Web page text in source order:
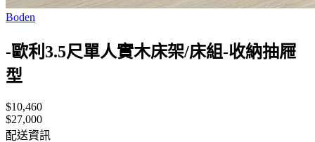
Boden
-歐利3.5尺單人實木床架/床組-收納抽屜
型
$10,460
$27,000
配送資訊